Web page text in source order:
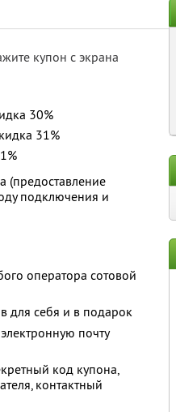
купон с экрана
30%
31%
(предоставление
подключения и
оператора сотовой
для себя и в подарок
почту
код купона,
контактный